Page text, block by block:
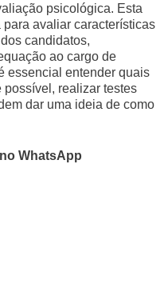
psicológica. Esta
avaliar características
candidatos,
ao cargo de
essencial entender quais
realizar testes
dar uma ideia de como
WhatsApp